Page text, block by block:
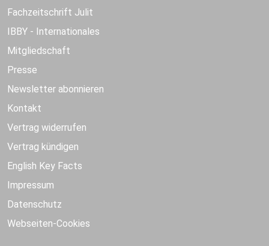
Fachzeitschrift Julit
IBBY - Internationales
Mitgliedschaft
Presse
Newsletter abonnieren
Kontakt
Vertrag widerrufen
Vertrag kündigen
English Key Facts
Impressum
Datenschutz
Webseiten-Cookies